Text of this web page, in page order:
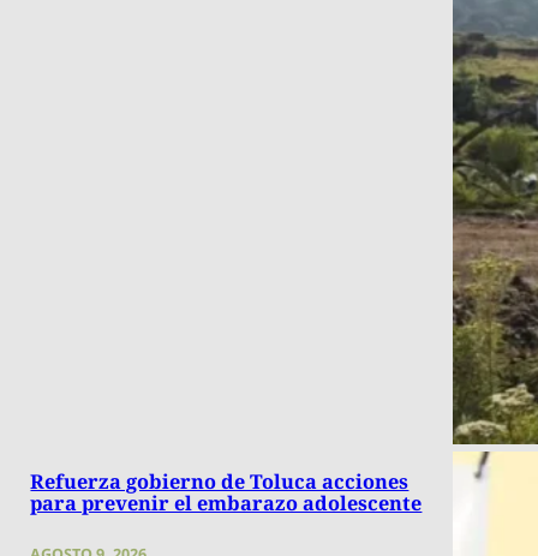
Refuerza gobierno de Toluca acciones
para prevenir el embarazo adolescente